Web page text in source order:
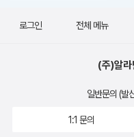
로그인 전체 메뉴
(주)알라
일반문의 (발
1:1 문의